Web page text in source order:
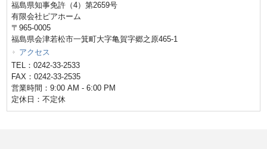
福島県知事免許（4）第2659号
有限会社ピアホーム
〒965-0005
福島県会津若松市一箕町大字亀賀字郷之原465-1
アクセス
TEL：0242-33-2533
FAX：0242-33-2535
営業時間：9:00 AM - 6:00 PM
定休日：不定休